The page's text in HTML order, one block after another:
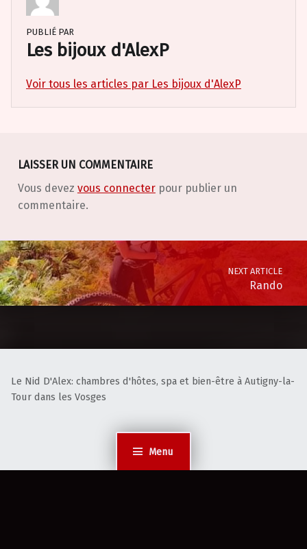
Menu
PUBLIÉ PAR
Les bijoux d'AlexP
Voir tous les articles par Les bijoux d'AlexP
Skip back to main navigation
LAISSER UN COMMENTAIRE
Vous devez vous connecterpour publier un
commentaire.
Post navigation
NEXT ARTICLE
Rando
Le Nid D'Alex: chambres d'hôtes, spa et bien-être à Autigny-la-
Tour dans les Vosges